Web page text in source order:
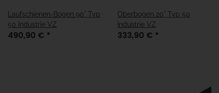
Laufschienen-Bogen 90° Typ
50 Industrie VZ
490,90 € *
Oberbogen 20° Typ 50
Industrie VZ
333,90 € *